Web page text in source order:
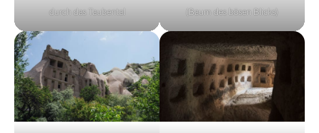
durch das Taubental
(Baum des bösen Blicks)